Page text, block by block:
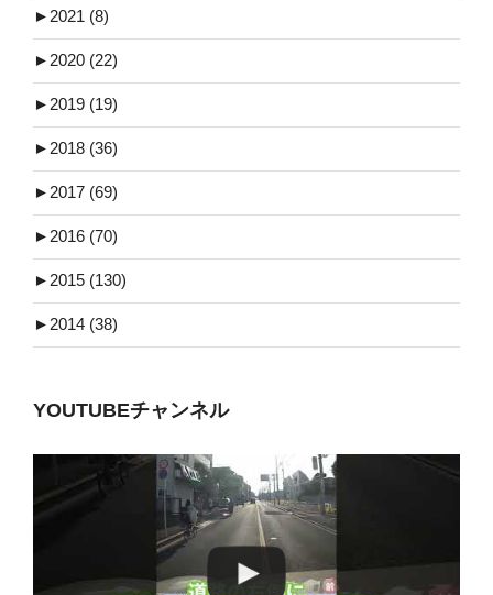
► 2021 (8)
► 2020 (22)
► 2019 (19)
► 2018 (36)
► 2017 (69)
► 2016 (70)
► 2015 (130)
► 2014 (38)
YOUTUBEチャンネル